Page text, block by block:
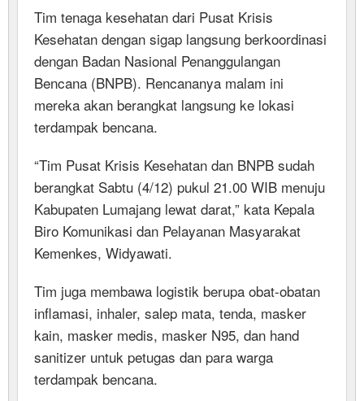
Tim tenaga kesehatan dari Pusat Krisis
Kesehatan dengan sigap langsung berkoordinasi
dengan Badan Nasional Penanggulangan
Bencana (BNPB). Rencananya malam ini
mereka akan berangkat langsung ke lokasi
terdampak bencana.
“Tim Pusat Krisis Kesehatan dan BNPB sudah
berangkat Sabtu (4/12) pukul 21.00 WIB menuju
Kabupaten Lumajang lewat darat,” kata Kepala
Biro Komunikasi dan Pelayanan Masyarakat
Kemenkes, Widyawati.
Tim juga membawa logistik berupa obat-obatan
inflamasi, inhaler, salep mata, tenda, masker
kain, masker medis, masker N95, dan hand
sanitizer untuk petugas dan para warga
terdampak bencana.